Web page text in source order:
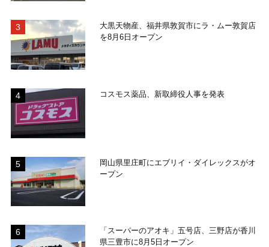
大黒天物産、福井県敦賀市にラ・ムー敦賀店
を8月6日オープン
コスモス薬品、新取締役人事を発表
岡山県里庄町にエブリイ・ダイレックスがオ
ープン
「スーパーのアオキ」五号店、三野店が香川
県三豊市に8月5日オープン